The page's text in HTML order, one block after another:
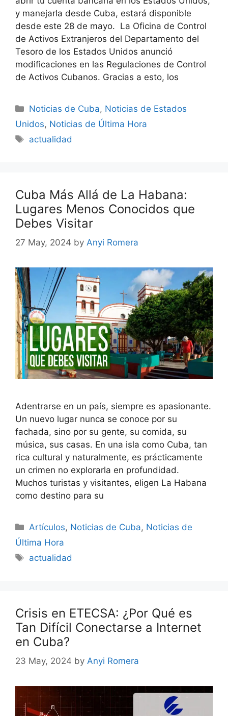
y manejarla desde Cuba, estará disponible
desde este 28 de mayo. La Oficina de Control
de Activos Extranjeros del Departamento del
Tesoro de los Estados Unidos anunció
modificaciones en las Regulaciones de Control
de Activos Cubanos. Gracias a esto, los
Categories
Noticias de Cuba, Noticias de Estados
Unidos, Noticias de Última Hora
Tags
actualidad
Cuba Más Allá de La Habana:
Lugares Menos Conocidos que
Debes Visitar
27 May, 2024 by Anyi Romera
Adentrarse en un país, siempre es apasionante.
Un nuevo lugar nunca se conoce por su
fachada, sino por su gente, su comida, su
música, sus casas. En una isla como Cuba, tan
rica cultural y naturalmente, es prácticamente
un crimen no explorarla en profundidad.
Muchos turistas y visitantes, eligen La Habana
como destino para su
Categories
Artículos, Noticias de Cuba, Noticias de
Última Hora
Tags
actualidad
Crisis en ETECSA: ¿Por Qué es
Tan Difícil Conectarse a Internet
en Cuba?
23 May, 2024 by Anyi Romera